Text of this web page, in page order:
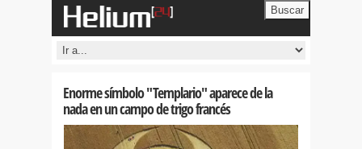
Buscar
Enorme símbolo "Templario" aparece de la
nada en un campo de trigo francés